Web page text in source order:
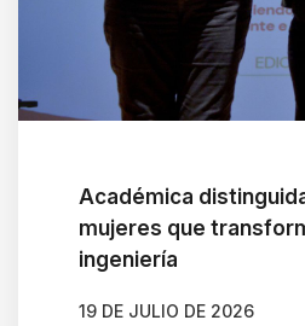
Académica
mujeres que
ingeniería
19 DE JULIO DE 2026